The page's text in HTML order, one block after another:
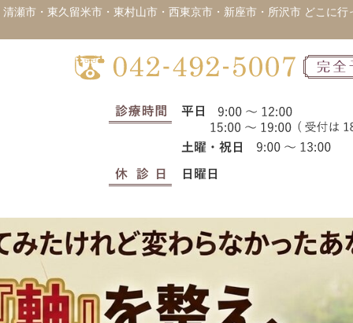
清瀬市・東久留米市・東村山市・西東京市・新座市・所沢市 どこに行